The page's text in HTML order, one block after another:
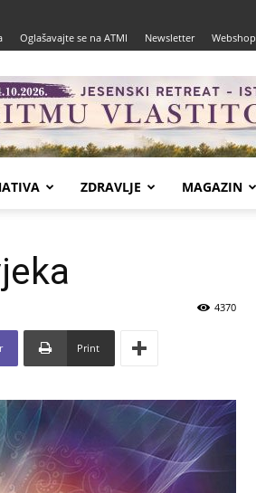
Oglašavajte se na ATMI Newsletter Webshop
ZDRAVLJE MAGAZIN
4370
Print